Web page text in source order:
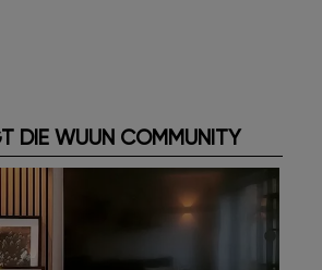
DIE WUUN COMMUNITY